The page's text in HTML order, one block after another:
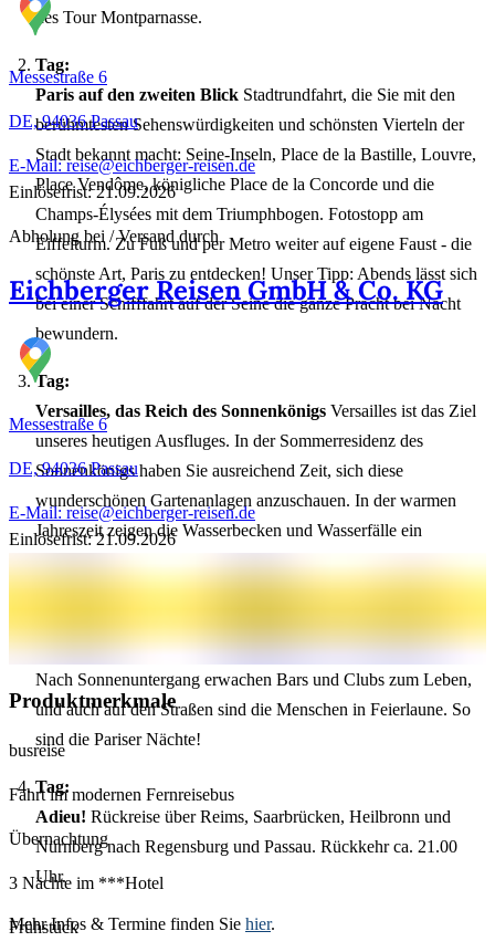
des Tour Montparnasse.
Tag:
Paris auf den zweiten Blick Stadtrundfahrt, die Sie mit den
berühmtesten Sehenswürdigkeiten und schönsten Vierteln der
Stadt bekannt macht: Seine-Inseln, Place de la Bastille, Louvre,
Place Vendôme, königliche Place de la Concorde und die
Champs-Élysées mit dem Triumphbogen. Fotostopp am
Eiffelturm. Zu Fuß und per Metro weiter auf eigene Faust - die
schönste Art, Paris zu entdecken! Unser Tipp: Abends lässt sich
bei einer Schifffahrt auf der Seine die ganze Pracht bei Nacht
bewundern.
Tag:
Versailles, das Reich des Sonnenkönigs Versailles ist das Ziel
unseres heutigen Ausfluges. In der Sommerresidenz des
Sonnenkönigs haben Sie ausreichend Zeit, sich diese
wunderschönen Gartenanlagen anzuschauen. In der warmen
Jahreszeit zeigen die Wasserbecken und Wasserfälle ein
majestätisches Spektakel. Das Schloss Versailles war bis zur
Französischen Revolution die Hauptresidenz des Königshauses.
Menschen die komplette Palastanlage. Rückfahrt nach Paris.
Nach Sonnenuntergang erwachen Bars und Clubs zum Leben,
und auch auf den Straßen sind die Menschen in Feierlaune. So
sind die Pariser Nächte!
Tag:
Adieu! Rückreise über Reims, Saarbrücken, Heilbronn und
Nürnberg nach Regensburg und Passau. Rückkehr ca. 21.00
Uhr.
Mehr Infos & Termine finden Sie hier.
Messestraße 6
DE, 94036Passau
E-Mail: reise@eichberger-reisen.de
Einlösefrist: 21.09.2026
Abholung bei / Versand durch
Eichberger Reisen GmbH & Co. KG
Messestraße 6
DE, 94036Passau
E-Mail: reise@eichberger-reisen.de
Einlösefrist: 21.09.2026
Produktmerkmale
busreise
Fahrt im modernen Fernreisebus
Übernachtung
3 Nächte im ***Hotel
Frühstück